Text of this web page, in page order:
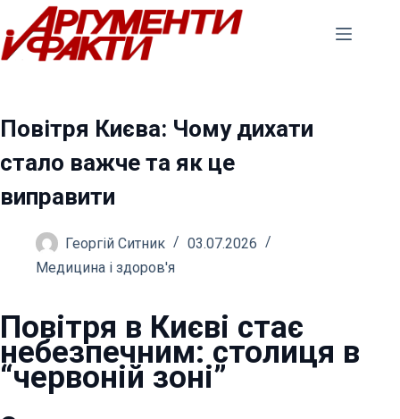
Перейти
до
вмісту
Повітря Києва: Чому дихати
стало важче та як це
виправити
Георгій Ситник
03.07.2026
Медицина і здоров'я
Повітря в Києві стає
небезпечним: столиця в
“червоній зоні”